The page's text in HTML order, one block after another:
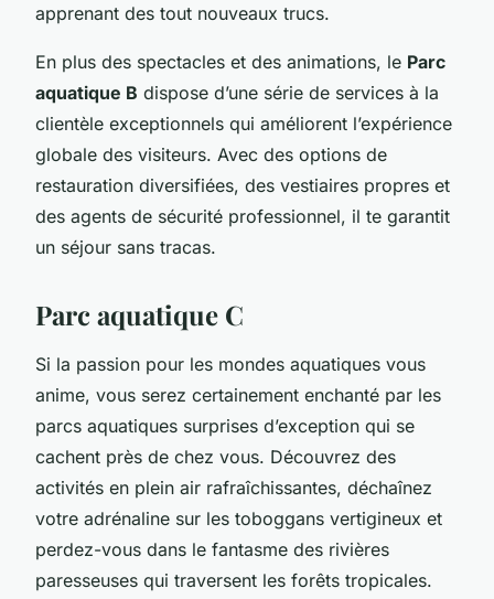
apprenant des tout nouveaux trucs.
En plus des spectacles et des animations, le Parc
aquatique B dispose d’une série de services à la
clientèle exceptionnels qui améliorent l’expérience
globale des visiteurs. Avec des options de
restauration diversifiées, des vestiaires propres et
des agents de sécurité professionnel, il te garantit
un séjour sans tracas.
Parc aquatique C
Si la passion pour les mondes aquatiques vous
anime, vous serez certainement enchanté par les
parcs aquatiques surprises d’exception qui se
cachent près de chez vous. Découvrez des
activités en plein air rafraîchissantes, déchaînez
votre adrénaline sur les toboggans vertigineux et
perdez-vous dans le fantasme des rivières
paresseuses qui traversent les forêts tropicales.